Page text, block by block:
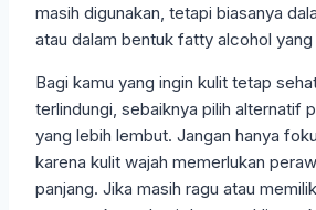
masih digunakan, tetapi biasanya
atau dalam bentuk fatty alcohol
Bagi kamu yang ingin kulit tetap
terlindungi, sebaiknya pilih alternatif
yang lebih lembut. Jangan hanya
karena kulit wajah memerlukan
panjang. Jika masih ragu atau